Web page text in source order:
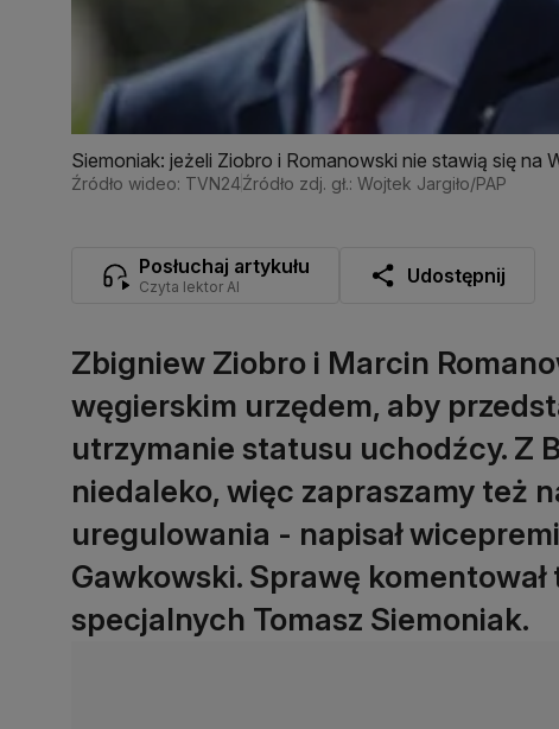
Siemoniak: jeżeli Ziobro i Romanowski nie stawią się na
Źródło wideo: TVN24Źródło zdj. gł.: Wojtek Jargiło/PAP
Posłuchaj artykułu
Czyta lektor AI Udostępnij
Zbigniew Ziobro i Marcin
węgierskim urzędem, aby
utrzymanie statusu uchodźcy. Z
niedaleko, więc zapraszamy też
uregulowania - napisał
Gawkowski. Sprawę
specjalnych Tomasz Siemoniak.